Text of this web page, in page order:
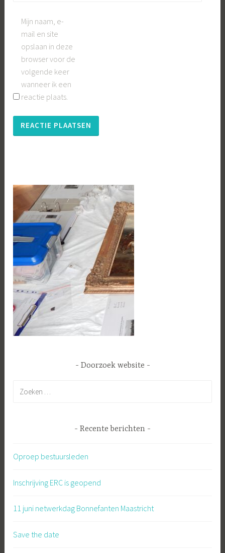
Mijn naam, e-
mail en site
opslaan in deze
browser voor de
volgende keer
wanneer ik een
reactie plaats.
Doorzoek website
Recente berichten
Oproep bestuursleden
Inschrijving ERC is geopend
11 juni netwerkdag Bonnefanten Maastricht
Save the date